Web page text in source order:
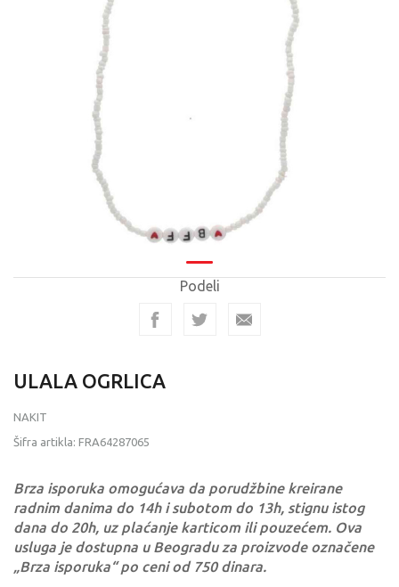
Podeli
ULALA OGRLICA
NAKIT
Šifra artikla: FRA64287065
Brza isporuka omogućava da porudžbine kreirane
radnim danima do 14h i subotom do 13h, stignu istog
dana do 20h, uz plaćanje karticom ili pouzećem. Ova
usluga je dostupna u Beogradu za proizvode označene
„Brza isporuka“ po ceni od 750 dinara.